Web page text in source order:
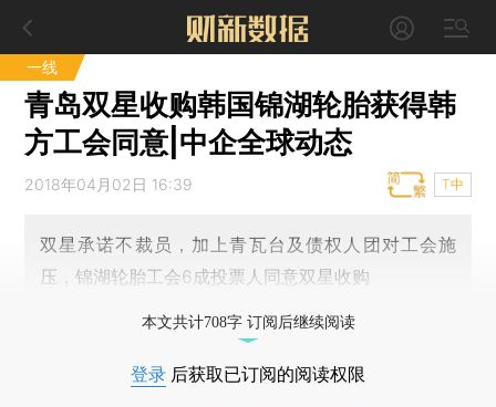
一线
青岛双星收购韩国锦湖轮胎获得韩
方工会同意|中企全球动态
2018年04月02日 16:39 T中
双星承诺不裁员，加上青瓦台及债权人团对工会施
压，锦湖轮胎工会6成投票人同意双星收购
本文共计708字 订阅后继续阅读
登录 后获取已订阅的阅读权限